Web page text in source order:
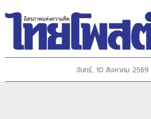
จันทร์, 10 สิงหาคม 2569